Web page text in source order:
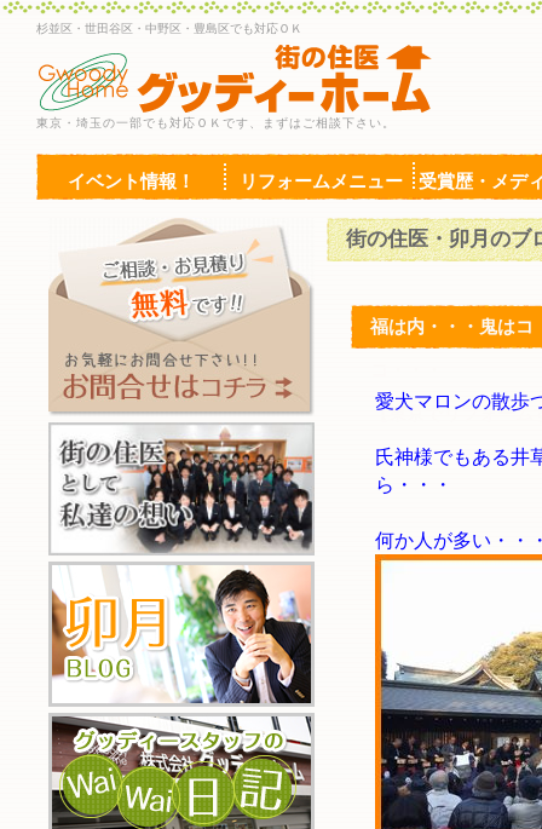
杉並区・世田谷区・中野区・豊島区でも対応ＯＫ
東京・埼玉の一部でも対応ＯＫです、まずはご相談下さい。
イベント情報！ リフォームメニュー 受賞歴・メデ
街の住医・卯月のブ
福は内・・・鬼はコ
【東京でリフォー
愛犬マロンの散歩
氏神様でもある井
ら・・・
何か人が多い・・